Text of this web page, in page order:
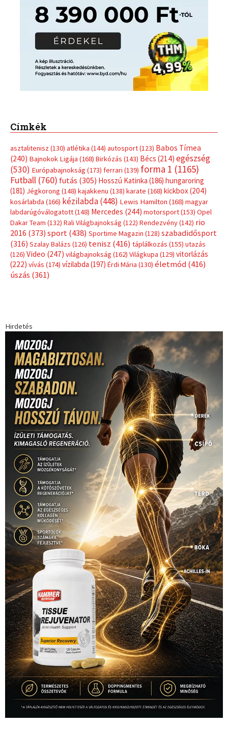
Címkék
asztalitenisz (130) atlétika (144) autosport(123) Babos Tímea
(240) Bajnokok Ligája (168) Birkózás (143) Bécs (214) egészség
(530) Európabajnokság (173) ferrari (139) forma 1 (1165)
Futball (760) futás (305) Hosszú Katinka (186) hungaroring
(181) Jégkorong (148) kajakkenu (138) karate (168) kickbox(204)
kosárlabda (166) kézilabda(448) Lewis Hamilton (168) magyar
labdarúgóválogatott(148) Mercedes (244) motorsport(153) Opel
Dakar Team (132) Rali Világbajnokság (122) Rendezvény(142) rio
2016 (373) sport(438) Sportime Magazin (128) szabadidősport
(316) Szalay Balázs (126) tenisz (416) táplálkozás (155) utazás
(126) Video (247) világbajnokság (162) Világkupa (129) vitorlázás
(222) vívás (174) vízilabda (197) Érdi Mária (130) életmód(416)
úszás (361)
Hirdetés